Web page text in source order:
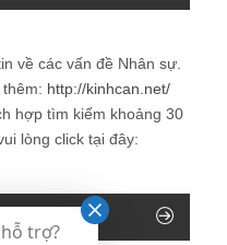
về các vấn đề Nhân sự.
http://kinhcan.net/
hợp tìm kiếm khoảng 30
lòng click tại đây:
trợ?